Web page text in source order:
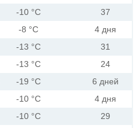
-10 °С
37
-8 °С
4 дня
-13 °С
31
-13 °С
24
-19 °С
6 дней
-10 °С
4 дня
-10 °С
29